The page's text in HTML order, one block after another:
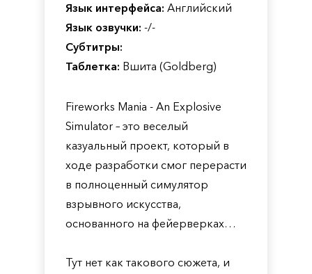
Язык интерфейса: Английский
Язык озвучки: -/-
Субтитры:
Таблетка: Вшита (Goldberg)
Fireworks Mania - An Explosive
Simulator – это веселый
казуальный проект, который в
ходе разработки смог перерасти
в полноценный симулятор
взрывного искусства,
основанного на фейерверках…
Тут нет как такового сюжета, и